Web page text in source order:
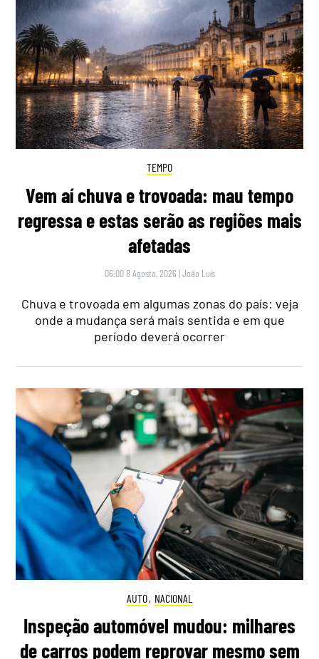
TEMPO
Vem aí chuva e trovoada: mau tempo
regressa e estas serão as regiões mais
afetadas
06:00 8 Agosto, 2026 |João Luís
Chuva e trovoada em algumas zonas do país: veja
onde a mudança será mais sentida e em que
período deverá ocorrer
AUTO, NACIONAL
Inspeção automóvel mudou: milhares
de carros podem reprovar mesmo sem